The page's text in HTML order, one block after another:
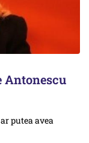
Antonescu